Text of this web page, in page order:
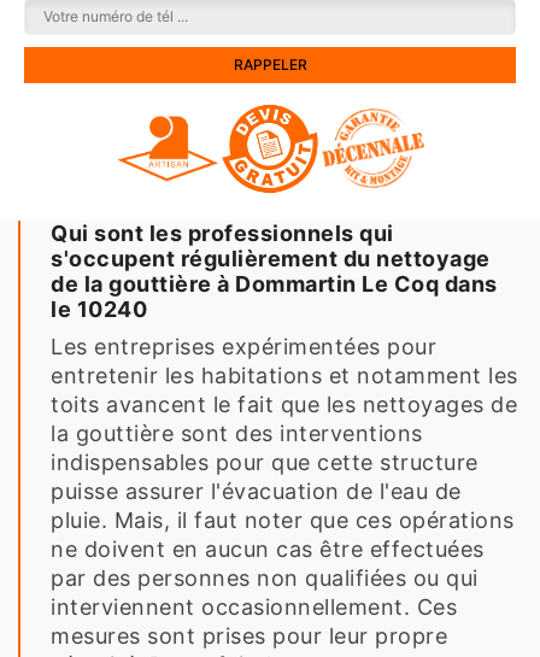
Qui sont les professionnels qui
s'occupent régulièrement du nettoyage
de la gouttière à Dommartin Le Coq dans
le 10240
Les entreprises expérimentées pour
entretenir les habitations et notamment les
toits avancent le fait que les nettoyages de
la gouttière sont des interventions
indispensables pour que cette structure
puisse assurer l'évacuation de l'eau de
pluie. Mais, il faut noter que ces opérations
ne doivent en aucun cas être effectuées
par des personnes non qualifiées ou qui
interviennent occasionnellement. Ces
mesures sont prises pour leur propre